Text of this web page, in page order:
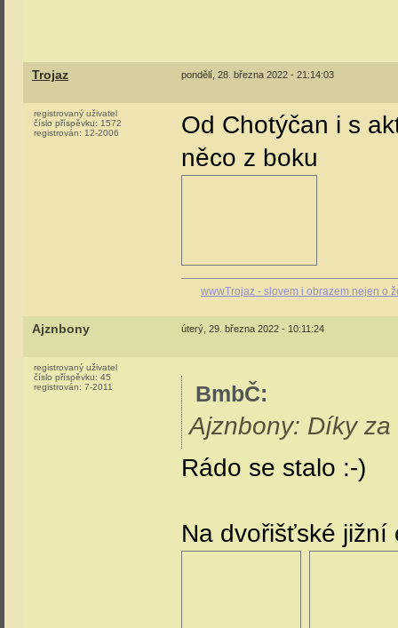
Trojaz pondělí, 28. března 2022 - 21:14:03
registrovaný uživatel
číslo příspěvku: 1572
registrován: 12-2006
Od Chotýčan i s
něco z boku
wwwTrojaz - slovem i obrazem nejen o
Ajznbony úterý, 29. března 2022 - 10:11:24
registrovaný uživatel
číslo příspěvku: 45
registrován: 7-2011 BmbČ:
Ajznbony: Díky
Rádo se stalo :-)
Na dvořišťské jižní